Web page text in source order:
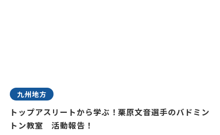
九州地方
トップアスリートから学ぶ！栗原文音選手のバドミン
トン教室 活動報告！